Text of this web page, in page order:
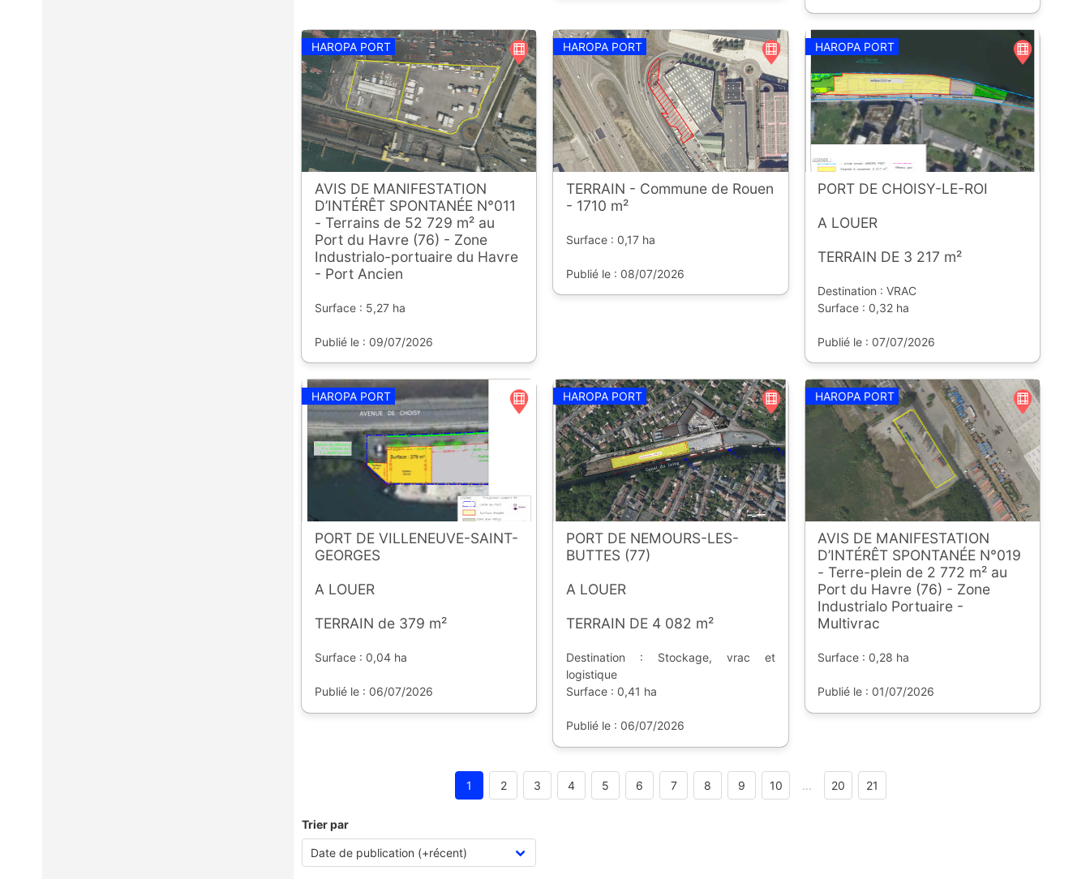
HAROPA PORT
AVIS DE MANIFESTATION
D’INTÉRÊT SPONTANÉE N°011
- Terrains de 52 729 m² au
Port du Havre (76) - Zone
Industrialo-portuaire du Havre
- Port Ancien
Surface : 5,27 ha
Publié le : 09/07/2026
HAROPA PORT
TERRAIN - Commune de Rouen
- 1710 m²
Surface : 0,17 ha
Publié le : 08/07/2026
HAROPA PORT
PORT DE CHOISY-LE-ROI
A LOUER
TERRAIN DE 3 217 m²
Destination : VRAC
Surface : 0,32 ha
Publié le : 07/07/2026
HAROPA PORT
PORT DE VILLENEUVE-SAINT-
GEORGES
A LOUER
TERRAIN de 379 m²
Surface : 0,04 ha
Publié le : 06/07/2026
HAROPA PORT
PORT DE NEMOURS-LES-
BUTTES (77)
A LOUER
TERRAIN DE 4 082 m²
Destination : Stockage, vrac et
logistique
Surface : 0,41 ha
Publié le : 06/07/2026
HAROPA PORT
AVIS DE MANIFESTATION
D’INTÉRÊT SPONTANÉE N°019
- Terre-plein de 2 772 m² au
Port du Havre (76) - Zone
Industrialo Portuaire -
Multivrac
Surface : 0,28 ha
Publié le : 01/07/2026
1 2 3 4 5 6 7 8 9 10 ... 20 21
Trier par